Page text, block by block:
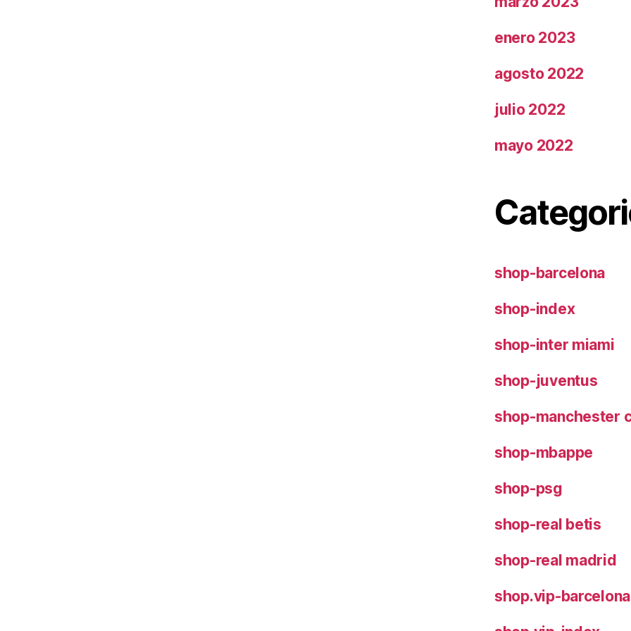
enero 2023
agosto 2022
julio 2022
mayo 2022
shop-barcelona
shop-index
shop-inter miami
shop-juventus
shop-manchester
shop-mbappe
shop-psg
shop-real betis
shop-real madrid
shop.vip-barcelona